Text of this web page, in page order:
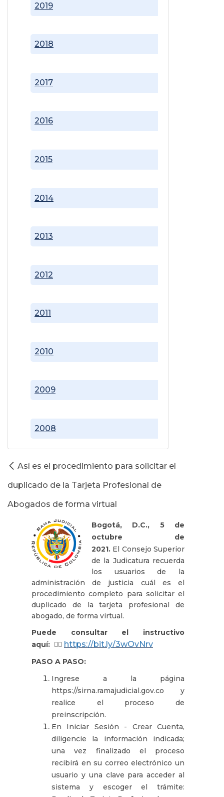
2008
2009
2010
2011
2012
2013
2014
2015
2016
2017
2018
2019
Así es el procedimiento para solicitar el
duplicado de la Tarjeta Profesional de
Abogados de forma virtual
Bogotá, D.C., 5 de
octubre de
2021. El Consejo Superior
de la Judicatura recuerda
los usuarios de la
administración de justicia cuál es el
procedimiento completo para solicitar el
duplicado de la tarjeta profesional de
abogado, de forma virtual.
Puede consultar el instructivo
aquí: 👉🏻 https://bit.ly/3wOvNrv
PASO A PASO:
Ingrese a la página
https://sirna.ramajudicial.gov.co y
realice el proceso de
preinscripción.
En Iniciar Sesión - Crear Cuenta,
diligencie la información indicada;
una vez finalizado el proceso
recibirá en su correo electrónico un
usuario y una clave para acceder al
sistema y escoger el trámite: